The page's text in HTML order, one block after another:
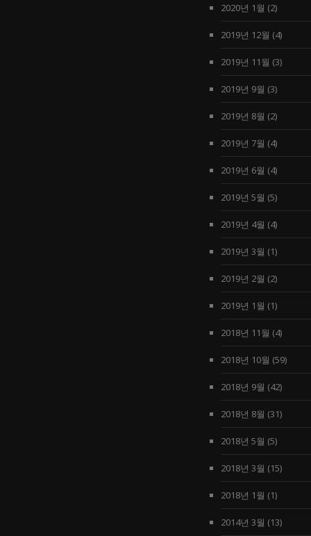
2020년 1월 (2)
2019년 12월 (4)
2019년 11월 (3)
2019년 9월 (3)
2019년 8월 (2)
2019년 7월 (4)
2019년 6월 (4)
2019년 5월 (5)
2019년 4월 (4)
2019년 3월 (1)
2019년 2월 (2)
2019년 1월 (1)
2018년 11월 (4)
2018년 10월 (59)
2018년 9월 (42)
2018년 8월 (31)
2018년 5월 (5)
2018년 3월 (15)
2018년 1월 (1)
2014년 3월 (13)